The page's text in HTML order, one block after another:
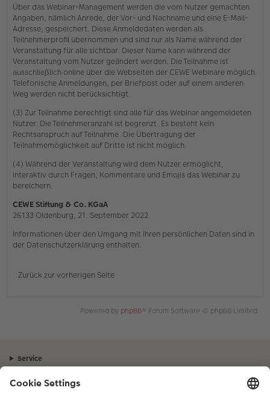
Über das Webinar-Management werden die vom Nutzer gemachten
Angaben, nämlich Anrede, der Vor- und Nachname und eine E-Mail-
Adresse, gespeichert. Diese Anmeldedaten werden als
Teilnehmerprofil übernommen und sind nur als Name während der
Veranstaltung für alle sichtbar. Dieser Name kann während der
Veranstaltung vom Nutzer geändert werden. Die Teilnahme ist
ausschließlich online über die Webseiten der CEWE Webinare möglich.
Telefonische Anmeldungen, per Briefpost oder auf einem anderen
Weg werden nicht berücksichtigt.
(3) Zur Teilnahme berechtigt sind alle für das Webinar angemeldeten
Nutzer. Die Teilnehmeranzahl ist begrenzt. Es besteht kein
Rechtsanspruch auf Teilnahme. Die Übertragung der
Teilnahmemöglichkeit auf Dritte ist nicht möglich.
(4) Während der Veranstaltung wird dem Nutzer ermöglicht,
interaktiv durch Fragen, Kommentare und Emojis das Webinar zu
bereichern.
CEWE Stiftung & Co. KGaA
26133 Oldenburg, 21. September 2022
Informationen über den Umgang mit Ihren persönlichen Daten sind in
der Datenschutzerklärung enthalten.
Zurück zur vorherigen Seite
Powered by phpBB® Forum Software © phpBB Limited
Service